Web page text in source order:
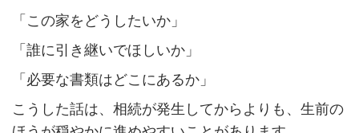
「この家をどうしたいか」
「誰に引き継いでほしいか」
「必要な書類はどこにあるか」
こうした話は、相続が発生してからよりも、生前の